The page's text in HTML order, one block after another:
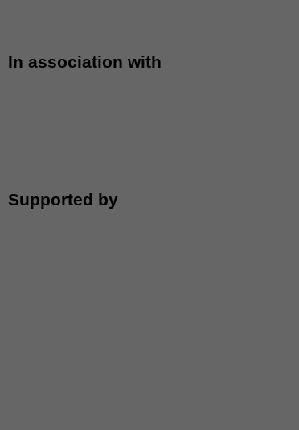
In association with
Supported by